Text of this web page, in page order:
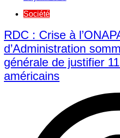
Société
RDC : Crise à
d’Administration
générale de justifier
américains